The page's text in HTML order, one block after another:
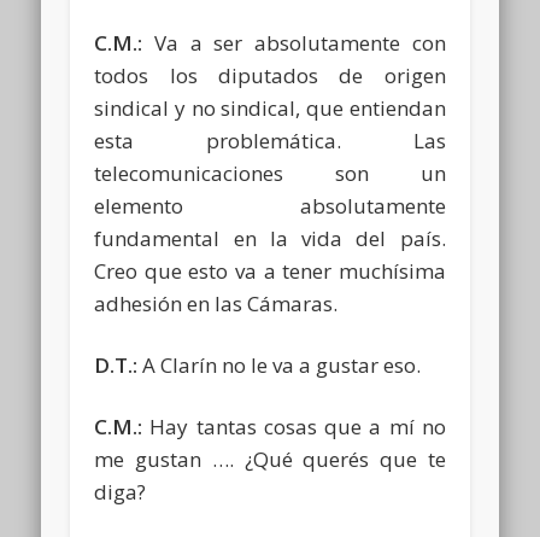
C.M.: Va a ser absolutamente con
todos los diputados de origen
sindical y no sindical, que entiendan
esta problemática. Las
telecomunicaciones son un
elemento absolutamente
fundamental en la vida del país.
Creo que esto va a tener muchísima
adhesión en las Cámaras.
D.T.: A Clarín no le va a gustar eso.
C.M.: Hay tantas cosas que a mí no
me gustan …. ¿Qué querés que te
diga?